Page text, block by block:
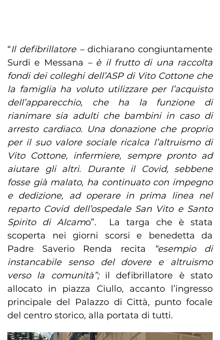
“Il defibrillatore – dichiarano congiuntamente
Surdi e Messana – è il frutto di una raccolta
fondi dei colleghi dell’ASP di Vito Cottone che
la famiglia ha voluto utilizzare per l’acquisto
dell’apparecchio, che ha la funzione di
rianimare sia adulti che bambini in caso di
arresto cardiaco. Una donazione che proprio
per il suo valore sociale ricalca l’altruismo di
Vito Cottone, infermiere, sempre pronto ad
aiutare gli altri. Durante il Covid, sebbene
fosse già malato, ha continuato con impegno
e dedizione, ad operare in prima linea nel
reparto Covid dell’ospedale San Vito e Santo
Spirito di Alcamo”. La targa che è stata
scoperta nei giorni scorsi e benedetta da
Padre Saverio Renda recita
“esempio di
instancabile senso del dovere e altruismo
verso la comunità”;il defibrillatore è stato
allocato in piazza Ciullo, accanto l’ingresso
principale del Palazzo di Città, punto focale
del centro storico, alla portata di tutti.